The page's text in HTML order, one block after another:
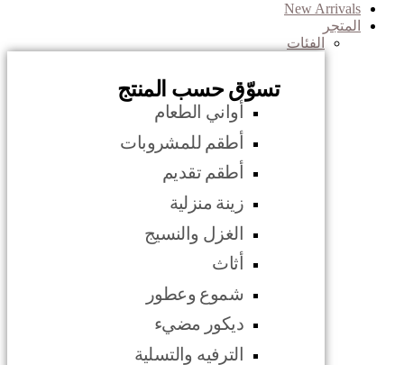
New Arrivals
المتجر
الفئات
تسوّق حسب المنتج
أواني الطعام
أطقم للمشروبات
أطقم تقديم
زينة منزلية
الغزل والنسيج
أثاث
شموع وعطور
ديكور مضيء
الترفيه والتسلية